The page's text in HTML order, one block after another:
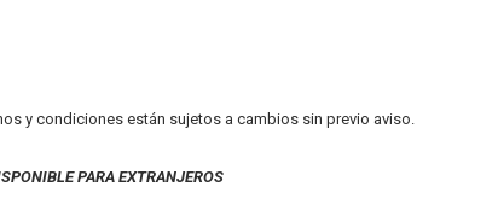
y condiciones están sujetos a cambios sin previo aviso.
PARA EXTRANJEROS